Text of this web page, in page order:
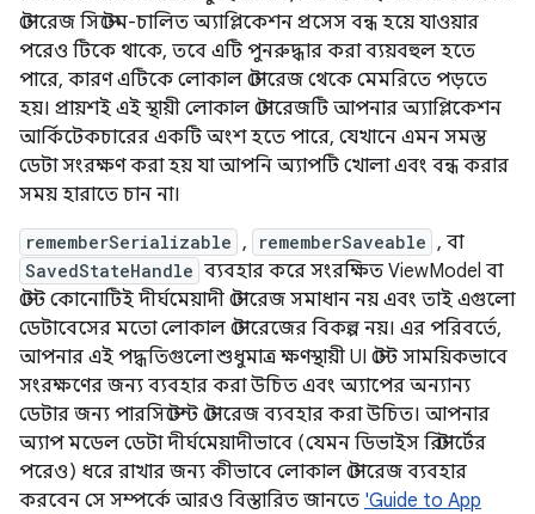
স্টোরেজ সিস্টেম-চালিত অ্যাপ্লিকেশন প্রসেস বন্ধ হয়ে যাওয়ার
পরেও টিকে থাকে, তবে এটি পুনরুদ্ধার করা ব্যয়বহুল হতে
পারে, কারণ এটিকে লোকাল স্টোরেজ থেকে মেমরিতে পড়তে
হয়। প্রায়শই এই স্থায়ী লোকাল স্টোরেজটি আপনার অ্যাপ্লিকেশন
আর্কিটেকচারের একটি অংশ হতে পারে, যেখানে এমন সমস্ত
ডেটা সংরক্ষণ করা হয় যা আপনি অ্যাপটি খোলা এবং বন্ধ করার
সময় হারাতে চান না।
rememberSerializable , rememberSaveable , বা
SavedStateHandle ব্যবহার করে সংরক্ষিত ViewModel বা
স্টেট কোনোটিই দীর্ঘমেয়াদী স্টোরেজ সমাধান নয় এবং তাই এগুলো
ডেটাবেসের মতো লোকাল স্টোরেজের বিকল্প নয়। এর পরিবর্তে,
আপনার এই পদ্ধতিগুলো শুধুমাত্র ক্ষণস্থায়ী UI স্টেট সাময়িকভাবে
সংরক্ষণের জন্য ব্যবহার করা উচিত এবং অ্যাপের অন্যান্য
ডেটার জন্য পারসিস্টেন্ট স্টোরেজ ব্যবহার করা উচিত। আপনার
অ্যাপ মডেল ডেটা দীর্ঘমেয়াদীভাবে (যেমন ডিভাইস রিস্টার্টের
পরেও) ধরে রাখার জন্য কীভাবে লোকাল স্টোরেজ ব্যবহার
করবেন সে সম্পর্কে আরও বিস্তারিত জানতে 'Guide to App